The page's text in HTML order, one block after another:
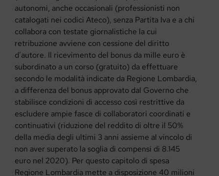
autonomi, anche occasionali (professionisti non
catalogati nei codici Ateco), senza Partita Iva e a chi
collabora con testate giornalistiche la cui
retribuzione avviene con cessione del diritto
d’autore. Il ricevimento del bonus da mille euro è
subordinato a un corso (gratuito) da effettuare
secondo le modalità indicate da Regione Lombardia,
a differenza del bonus approvato dal Governo che
stabilisce condizioni di accesso così restrittive da
escludere ampie fasce di collaboratori coordinati e
continuativi (riduzione del reddito di oltre il 50%
della media degli ultimi 3 anni assieme al vincolo di
non aver superato la soglia di compensi di 8.145
euro nel 2020). Per questo capitolo di spesa
Regione Lombardia mette a disposizione 40 milioni